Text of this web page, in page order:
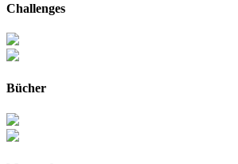
Challenges
Bücher